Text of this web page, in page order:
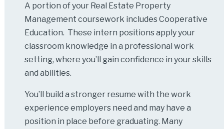
A portion of your Real Estate Property
Management coursework includes Cooperative
Education. These intern positions apply your
classroom knowledge in a professional work
setting, where you’ll gain confidence in your skills
and abilities.
You’ll build a stronger resume with the work
experience employers need and may have a
position in place before graduating. Many